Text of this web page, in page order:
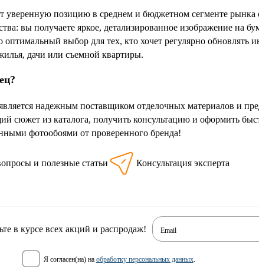
уверенную позицию в среднем и бюджетном сегменте рынка
вы получаете яркое, детализированное изображение на
оптимальный выбор для тех, кто хочет регулярно
дачи или съемной квартиры.
надежным поставщиком отделочных материалов и
сюжет из каталога, получить консультацию и оформить
фотообоями от проверенного бренда!
и полезные статьи Консультация эксперта
в курсе всех акций и распродаж! Email
я согласен(на) на обработку персональных данных.